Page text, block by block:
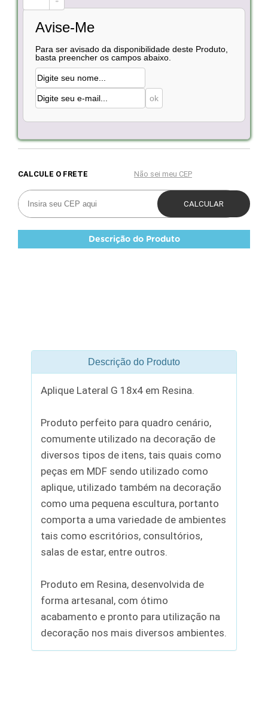
Avise-Me
Para ser avisado da disponibilidade deste Produto,
basta preencher os campos abaixo.
Descrição do Produto
Descrição do Produto
Aplique Lateral G 18x4 em Resina.
Produto perfeito para quadro cenário,
comumente utilizado na decoração de
diversos tipos de itens, tais quais como
peças em MDF sendo utilizado como
aplique, utilizado também na decoração
como uma pequena escultura, portanto
comporta a uma variedade de ambientes
tais como escritórios, consultórios,
salas de estar, entre outros.
Produto em Resina, desenvolvida de
forma artesanal, com ótimo
acabamento e pronto para utilização na
decoração nos mais diversos ambientes.